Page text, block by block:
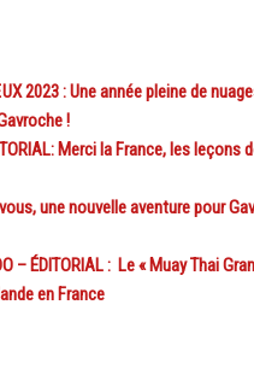
2023 : Une année pleine de
!
Merci la France, les leçons
une nouvelle aventure pour
– ÉDITORIAL : Le « Muay Thai
en France